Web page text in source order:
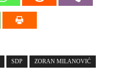
SDP ZORAN MILANOVIĆ